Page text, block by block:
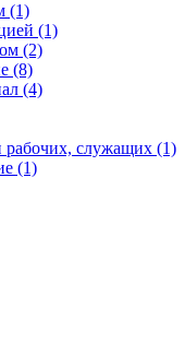
(1)
(1)
(2)
(8)
(4)
рабочих, служащих (1)
(1)